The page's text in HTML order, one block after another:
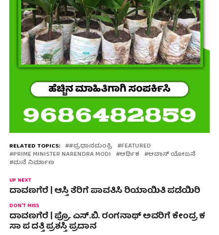
RELATED TOPICS: #ಪ್ರಧಾನಮಂತ್ರಿ FEATURED
PRIME MINISTER NARENDRA MODI ಆರ್ಥಿಕ ಆವಾಸ್ ಯೋಜನೆ
ಮನೆ ನಿರ್ಮಾಣ
UP NEXT
ದಾವಣಗೆರೆ | ಆಸ್ತಿ ತೆರಿಗೆ ಪಾವತಿಸಿ ರಿಯಾಯಿತಿ ಪಡೆಯಿರಿ
DON'T MISS
ದಾವಣಗೆರೆ | ಪ್ರೊ. ಎಸ್.ಬಿ. ರಂಗನಾಥ್ ಅವರಿಗೆ ಕೇಂದ್ರ ಕ
ಸಾ ಪ ದತ್ತಿ ಪ್ರಶಸ್ತಿ ಪ್ರದಾನ